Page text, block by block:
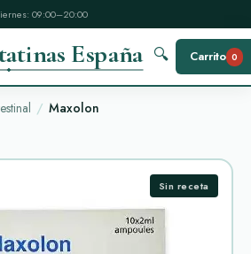
09:00–20:00
España 🔍 Carrito 0
Maxolon
Sin receta